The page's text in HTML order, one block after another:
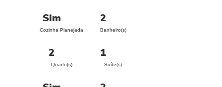
Sim
Cozinha Planejada
2
Banheiro(s)
2
Quarto(s)
1
Suíte(s)